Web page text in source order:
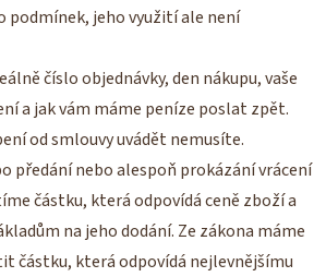
podmínek, jeho využití ale není
číslo objednávky, den nákupu, vaše
a jak vám máme peníze poslat zpět.
od smlouvy uvádět nemusíte.
předání nebo alespoň prokázání vrácení
částku, která odpovídá ceně zboží a
na jeho dodání. Ze zákona máme
částku, která odpovídá nejlevnějšímu